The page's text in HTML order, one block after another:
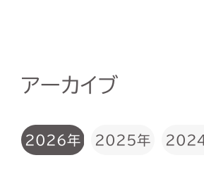
アーカイブ
2026年 2025年